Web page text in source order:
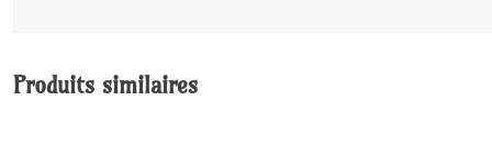
Produits similaires